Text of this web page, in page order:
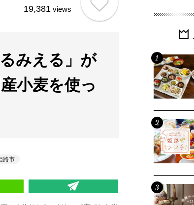
19,381 views
みえる」が
小麦を使っ
路市